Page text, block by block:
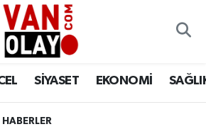
SİYASET EKONOMİ